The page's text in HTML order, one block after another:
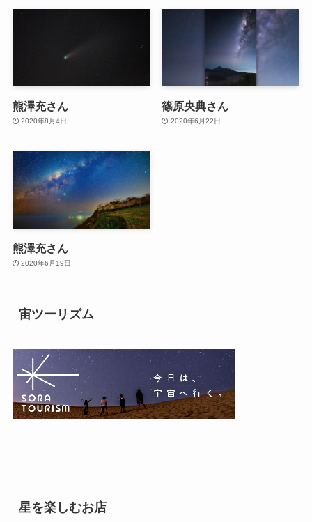
熊澤充さん
2020年8月4日
篠原央典さん
2020年6月22日
熊澤充さん
2020年6月19日
宙ツーリズム
星を楽しむお店